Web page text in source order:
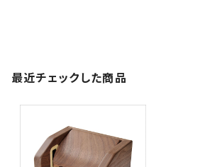
最近チェックした商品